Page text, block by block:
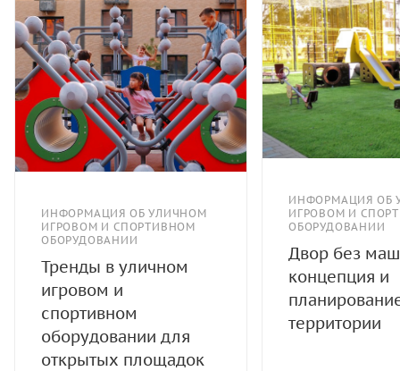
ИНФОРМАЦИЯ ОБ УЛИЧНОМ
ИГРОВОМ И СПОРТИВНОМ
ОБОРУДОВАНИИ
Тренды в уличном
игровом и
спортивном
оборудовании для
открытых площадок
ИНФОРМАЦИЯ ОБ
ИГРОВОМ И
ОБОРУДОВАНИИ
Двор без
концепция и
территории